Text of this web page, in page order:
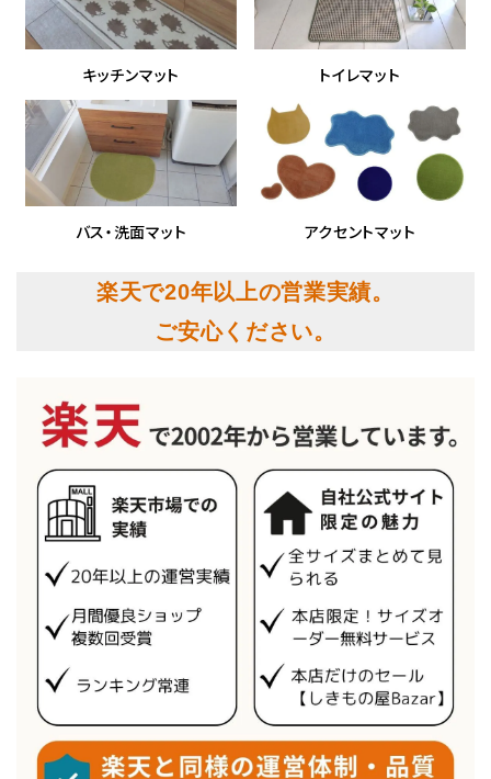
キッチンマット トイレマット
バス・洗面マット アクセントマット
楽天で20年以上の営業実績。
ご安心ください。